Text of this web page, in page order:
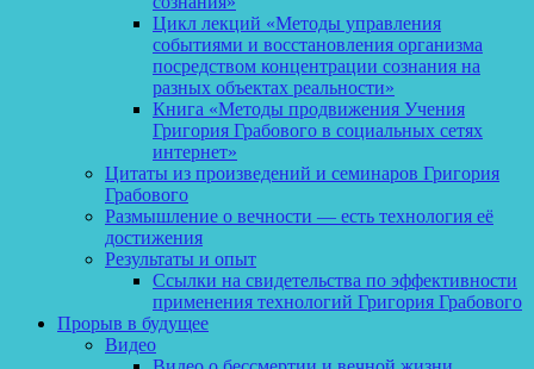
Цикл лекций «Методы управления
событиями и восстановления организма
посредством концентрации сознания на
разных объектах реальности»
Книга «Методы продвижения Учения
Григория Грабового в социальных сетях
интернет»
Цитаты из произведений и семинаров Григория
Грабового
Размышление о вечности — есть технология её
достижения
Результаты и опыт
Ссылки на свидетельства по эффективности
применения технологий Григория Грабового
Прорыв в будущее
Видео